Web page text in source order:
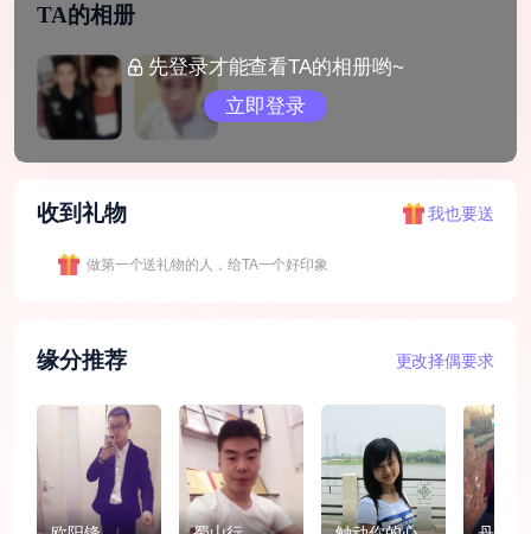
TA的相册
先登录才能查看TA的相册哟~
立即登录
收到礼物 我也要送
做第一个送礼物的人，给TA一个好印象
缘分推荐 更改择偶要求